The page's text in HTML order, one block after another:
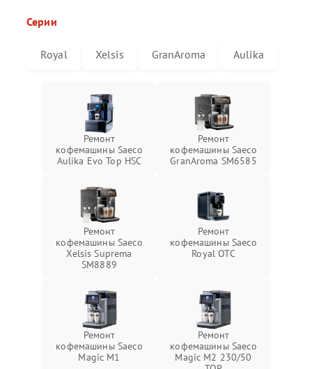
Серии
Royal Xelsis GranAroma Aulika
Ремонт
кофемашины Saeco
Aulika Evo Top HSC
Ремонт
кофемашины Saeco
GranAroma SM6585
Ремонт
кофемашины Saeco
Xelsis Suprema
SM8889
Ремонт
кофемашины Saeco
Royal OTC
Ремонт
кофемашины Saeco
Magic M1
Ремонт
кофемашины Saeco
Magic M2 230/50